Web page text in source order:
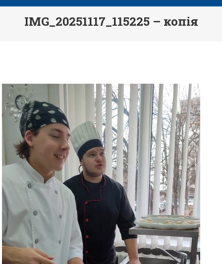
IMG_20251117_115225 – копія